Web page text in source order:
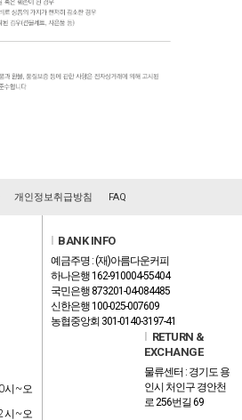
개인정보취급방침 FAQ
시~오
시~오
BANK INFO
예금주명 : (재)아름다운커피
하나은행 162-910004-55404
국민은행 873201-04-084485
신한은행 100-025-007609
농협중앙회 301-0140-3197-41
RETURN &
EXCHANGE
물류센터 : 경기도 용
인시 처인구 경안천
로 256번길 69